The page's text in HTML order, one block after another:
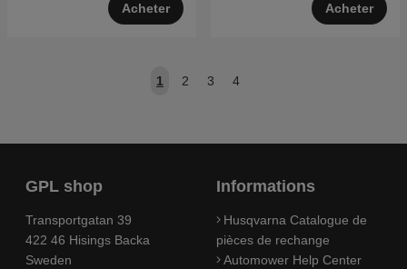
Acheter Acheter
1 2 3 4
GPL shop
Transportgatan 39
422 46 Hisings Backa
Sweden
Informations
Husqvarna Catalogue de
pièces de rechange
Automower Help Center